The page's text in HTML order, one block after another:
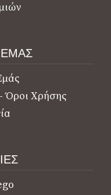
ΕΜΑΣ
Όροι Χρήσης